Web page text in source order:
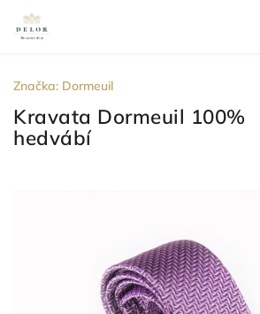
Kravata Dormeuil 100%
hedvábí
Značka: Dormeuil